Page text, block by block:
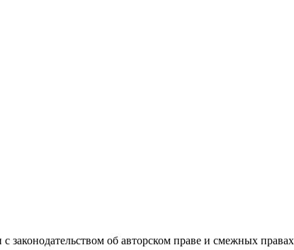
законодательством об авторском праве и смежных